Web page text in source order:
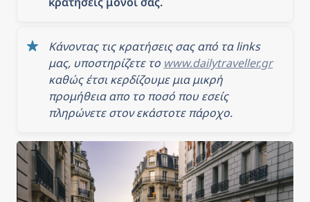
Κάνοντας τις κρατήσεις σας από τα links
μας, υποστηρίζετε το www.dailytraveller.gr
καθώς έτσι κερδίζουμε μια μικρή
προμήθεια απο το ποσό που εσείς
πληρώνετε στον εκάστοτε πάροχο.